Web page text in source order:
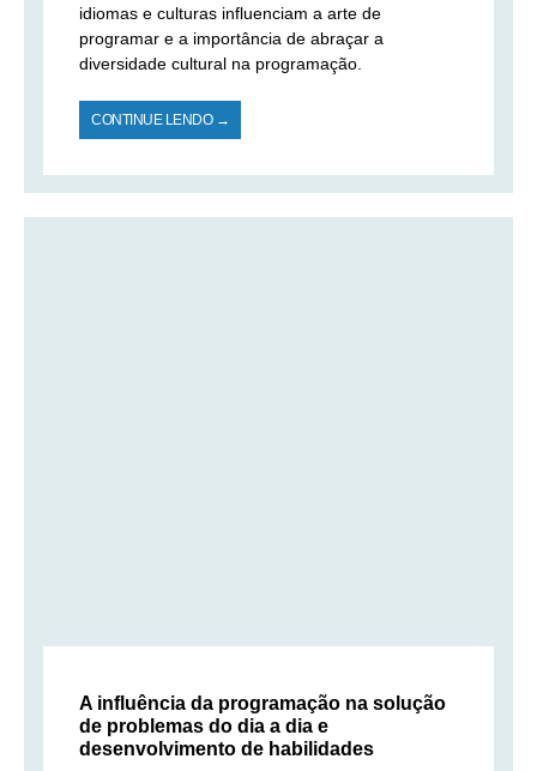
idiomas e culturas influenciam a arte de
programar e a importância de abraçar a
diversidade cultural na programação.
CONTINUE LENDO →
A influência da programação na solução
de problemas do dia a dia e
desenvolvimento de habilidades